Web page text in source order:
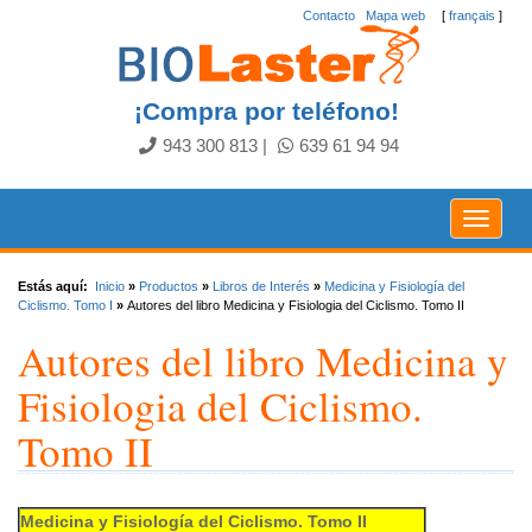
[ français ]
Contacto Mapa web
¡Compra por teléfono!
943 300 813 639 61 94 94
Toggle
Estás aquí: Inicio » Productos » Libros de Interés » Medicina y Fisiología del
Ciclismo. Tomo I
» Autores del libro Medicina y Fisiologia del Ciclismo. Tomo II
Autores del libro Medicina y
Fisiologia del Ciclismo.
Tomo II
Medicina y Fisiología del Ciclismo. Tomo II